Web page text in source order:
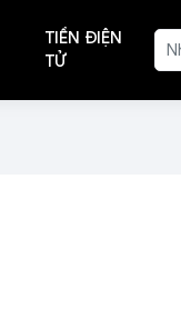
TIỀN ĐIỆN
TỬ